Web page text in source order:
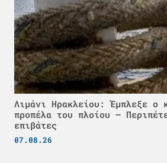
Λιμάνι Ηρακλείου: Έμπλεξε ο
προπέλα του πλοίου –
επιβάτες
07.08.26